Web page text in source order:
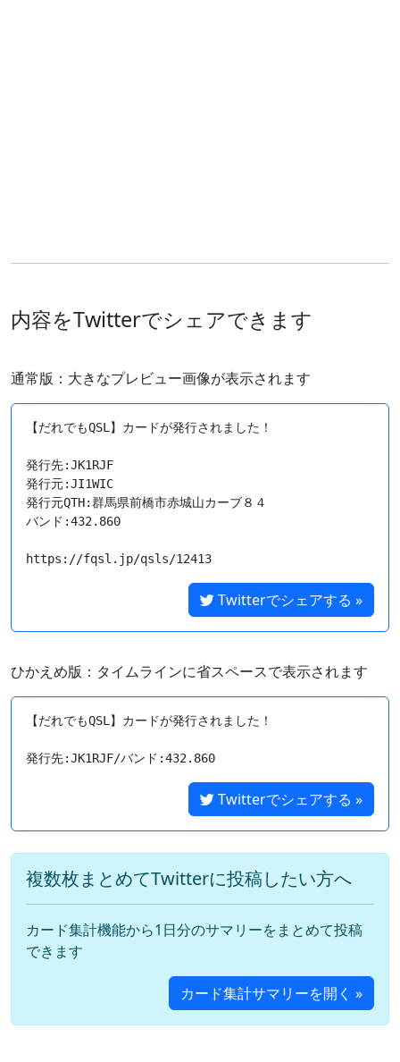
内容をTwitterでシェアできます
通常版：大きなプレビュー画像が表示されます
【だれでもQSL】カードが発行されました！
発行先:JK1RJF
発行元:JI1WIC
発行元QTH:群馬県前橋市赤城山カーブ８４
バンド:432.860
https://fqsl.jp/qsls/12413
Twitterでシェアする »
ひかえめ版：タイムラインに省スペースで表示されます
【だれでもQSL】カードが発行されました！
Twitterでシェアする »
複数枚まとめてTwitterに投稿したい方へ
カード集計機能から1日分のサマリーをまとめて投稿
できます
カード集計サマリーを開く »